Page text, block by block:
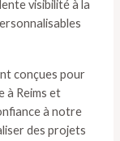
visibilité à la
conçues pour
à Reims et
à notre
des projets